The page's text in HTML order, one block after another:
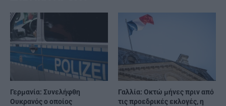
Γερμανία: Συνελήφθη
Ουκρανός ο οποίος
Γαλλία: Οκτώ μήνες πριν από
τις προεδρικές εκλογές, η